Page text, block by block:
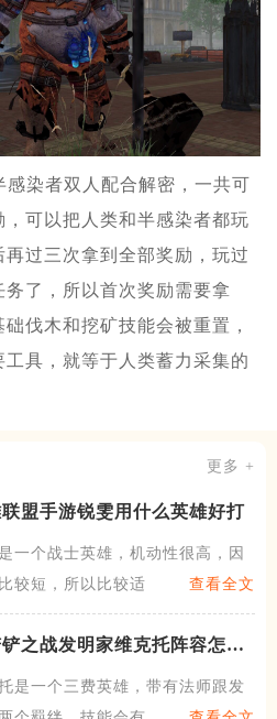
感染者双人配合解密，一共可
，可以把人类和半感染者都玩
过三次拿到全部奖励，玩过
了，所以首次奖励需要拿
伐木和挖矿技能会被重置，
具，就等于人类蓄力采集的
更多 +
盟手游锐雯用什么英雄好打
一个战士英雄，机动性很高，因
较短，所以比较适合上
查看全文
之战发明家维克托阵容怎么
是一个三费英雄，带有法师跟发